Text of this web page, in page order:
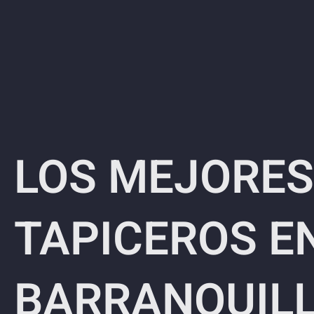
LOS MEJORES
TAPICEROS